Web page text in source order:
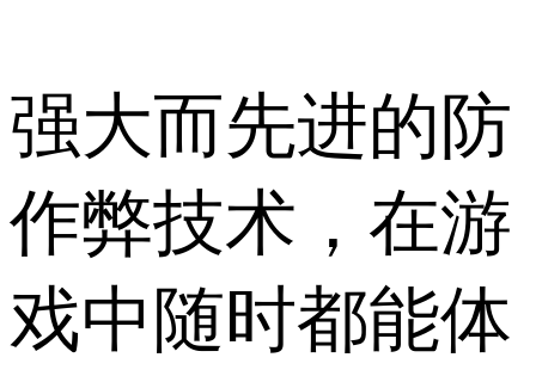
强大而先进的防
作弊技术，在游
戏中随时都能体